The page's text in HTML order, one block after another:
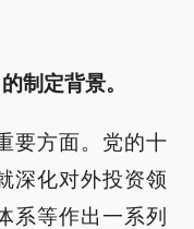
制定背景。
要方面。党的十
深化对外投资领
系等作出一系列